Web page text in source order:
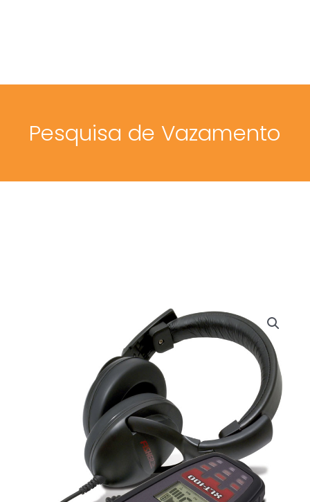
Pesquisa de Vazamento